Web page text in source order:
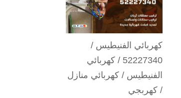
كهربائي الفنيطيس /
52227340 / كهربائي
الفنيطيس / كهربائي منازل
/ كهربجي